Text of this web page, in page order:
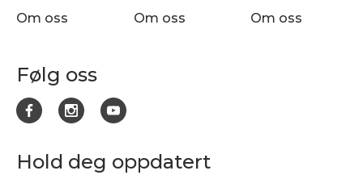
Om oss
Om oss
Om oss
Følg oss
Hold deg oppdatert